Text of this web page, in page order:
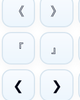
《 》
『 』
❮ ❯